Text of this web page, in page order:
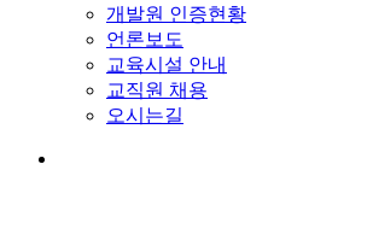
개발원 인증현황
언론보도
교육시설 안내
교직원 채용
오시는길